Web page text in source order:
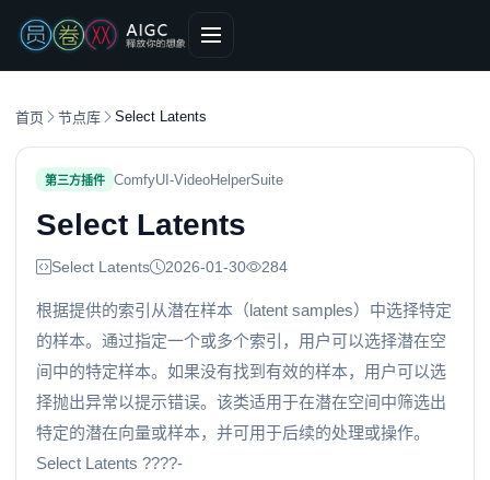
首页 节点库 Select Latents
第三方插件 ComfyUI-VideoHelperSuite
Select Latents
Select Latents 2026-01-30 284
根据提供的索引从潜在样本（latent samples）中选择特定
的样本。通过指定一个或多个索引，用户可以选择潜在空
间中的特定样本。如果没有找到有效的样本，用户可以选
择抛出异常以提示错误。该类适用于在潜在空间中筛选出
特定的潜在向量或样本，并可用于后续的处理或操作。
Select Latents ????-